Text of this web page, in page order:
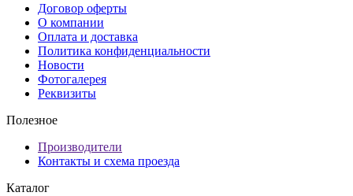
Договор оферты
О компании
Оплата и доставка
Политика конфиденциальности
Новости
Фотогалерея
Реквизиты
Полезное
Производители
Контакты и схема проезда
Каталог